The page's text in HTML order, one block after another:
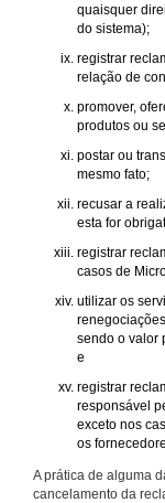
quaisquer
do sistema);
registrar
relação de
promover,
produtos ou
postar ou
mesmo fato;
recusar a
esta for
registrar
casos de
utilizar os
sendo o valor
e
registrar
responsável
exceto nos
os
A prática de alguma
cancelamento da